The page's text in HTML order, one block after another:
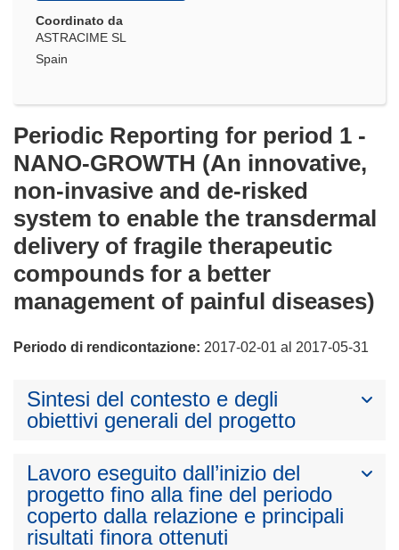
Coordinato da
ASTRACIME SL
Spain
Periodic Reporting for period 1 -
NANO-GROWTH (An innovative,
non-invasive and de-risked
system to enable the transdermal
delivery of fragile therapeutic
compounds for a better
management of painful diseases)
Periodo di rendicontazione: 2017-02-01 al 2017-05-31
Sintesi del contesto e degli
obiettivi generali del progetto
Lavoro eseguito dall’inizio del
progetto fino alla fine del periodo
coperto dalla relazione e principali
risultati finora ottenuti